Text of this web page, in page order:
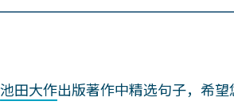
池田大作出版著作中精选句子，希望